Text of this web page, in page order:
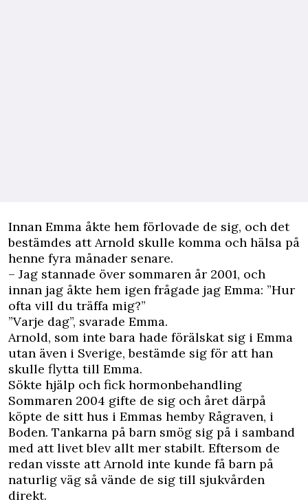
Innan Emma åkte hem förlovade de sig, och det
bestämdes att Arnold skulle komma och hälsa på
henne fyra månader senare.
– Jag stannade över sommaren år 2001, och
innan jag åkte hem igen frågade jag Emma: ”Hur
ofta vill du träffa mig?”
”Varje dag”, svarade Emma.
Arnold, som inte bara hade förälskat sig i Emma
utan även i Sverige, bestämde sig för att han
skulle flytta till Emma.
Sökte hjälp och fick hormonbehandling
Sommaren 2004 gifte de sig och året därpå
köpte de sitt hus i Emmas hemby Rågraven, i
Boden. Tankarna på barn smög sig på i samband
med att livet blev allt mer stabilt. Eftersom de
redan visste att Arnold inte kunde få barn på
naturlig väg så vände de sig till sjukvården
direkt.